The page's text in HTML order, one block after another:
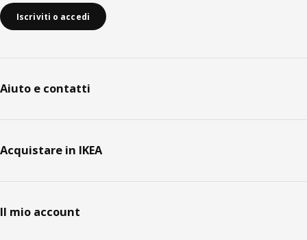
Iscriviti o accedi
Aiuto e contatti
Acquistare in IKEA
Il mio account